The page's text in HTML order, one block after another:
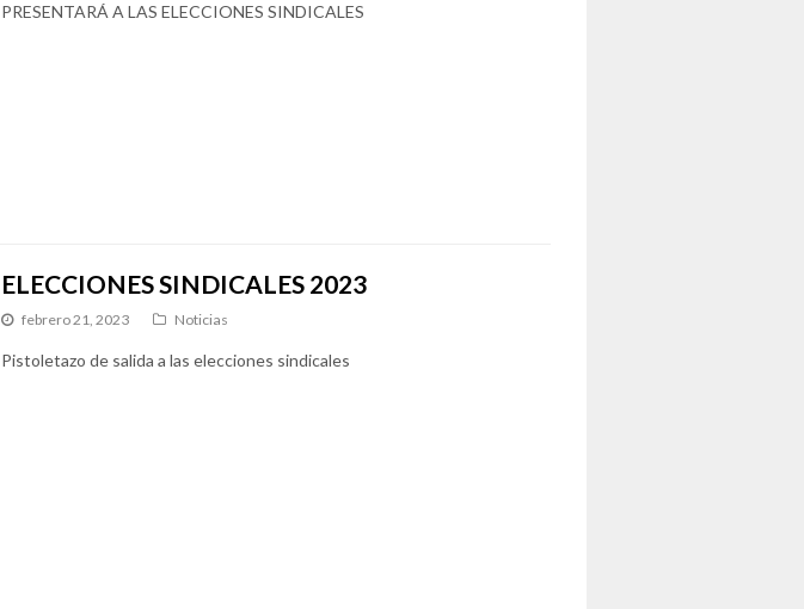
PRESENTARÁ A LAS ELECCIONES SINDICALES
ELECCIONES SINDICALES 2023
febrero 21, 2023 Noticias
Pistoletazo de salida a las elecciones sindicales